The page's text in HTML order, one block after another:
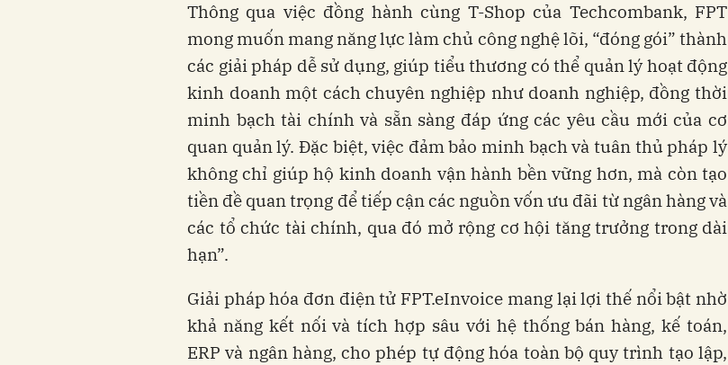
Thông qua việc đồng hành cùng T-Shop của Techcombank, FPT
mong muốn mang năng lực làm chủ công nghệ lõi, “đóng gói” thành
các giải pháp dễ sử dụng, giúp tiểu thương có thể quản lý hoạt động
kinh doanh một cách chuyên nghiệp như doanh nghiệp, đồng thời
minh bạch tài chính và sẵn sàng đáp ứng các yêu cầu mới của cơ
quan quản lý. Đặc biệt, việc đảm bảo minh bạch và tuân thủ pháp lý
không chỉ giúp hộ kinh doanh vận hành bền vững hơn, mà còn tạo
tiền đề quan trọng để tiếp cận các nguồn vốn ưu đãi từ ngân hàng và
các tổ chức tài chính, qua đó mở rộng cơ hội tăng trưởng trong dài
hạn”.
Giải pháp hóa đơn điện tử FPT.eInvoice mang lại lợi thế nổi bật nhờ
khả năng kết nối và tích hợp sâu với hệ thống bán hàng, kế toán,
ERP và ngân hàng, cho phép tự động hóa toàn bộ quy trình tạo lập,